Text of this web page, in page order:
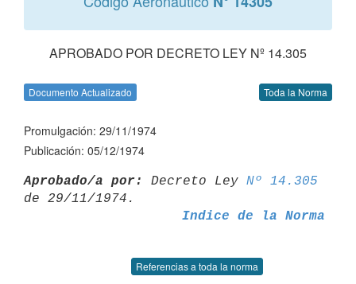
APROBADO POR DECRETO LEY Nº 14.305
Documento Actualizado Toda la Norma
Promulgación: 29/11/1974
Publicación: 05/12/1974
Aprobado/a por: Decreto Ley Nº 14.305
Indice de la Norma
Referencias a toda la norma